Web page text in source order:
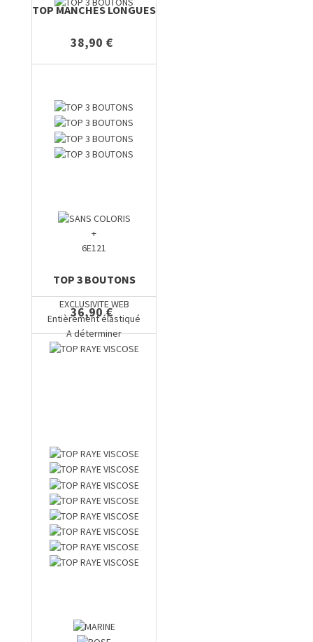
TOP MANCHES LONGUES
38,90 €
+
6E121
TOP 3 BOUTONS
36,90 €
EXCLUSIVITE WEB
Entièrement élastiqué
A déterminer